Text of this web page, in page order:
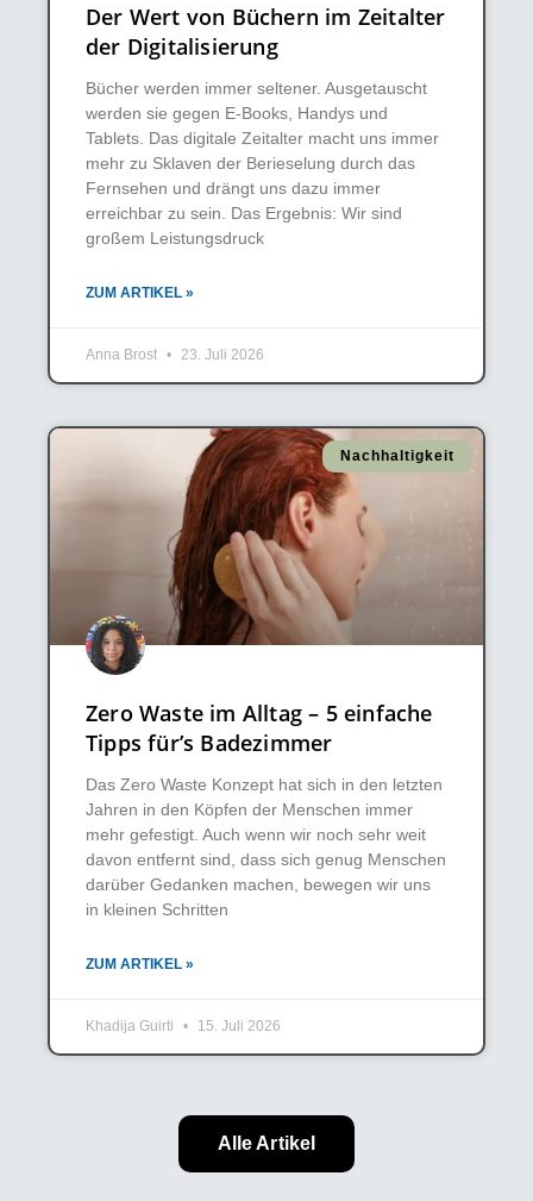
Der Wert von Büchern im Zeitalter
der Digitalisierung
Bücher werden immer seltener. Ausgetauscht
werden sie gegen E-Books, Handys und
Tablets. Das digitale Zeitalter macht uns immer
mehr zu Sklaven der Berieselung durch das
Fernsehen und drängt uns dazu immer
erreichbar zu sein. Das Ergebnis: Wir sind
großem Leistungsdruck
ZUM ARTIKEL »
Anna Brost 23. Juli 2026
Nachhaltigkeit
Zero Waste im Alltag – 5 einfache
Tipps für’s Badezimmer
Das Zero Waste Konzept hat sich in den letzten
Jahren in den Köpfen der Menschen immer
mehr gefestigt. Auch wenn wir noch sehr weit
davon entfernt sind, dass sich genug Menschen
darüber Gedanken machen, bewegen wir uns
in kleinen Schritten
ZUM ARTIKEL »
Khadija Guirti 15. Juli 2026
Alle Artikel